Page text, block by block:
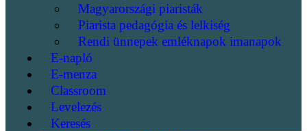
Magyarországi piaristák
Piarista pedagógia és lelkiség
Rendi ünnepek emléknapok imanapok
E-napló
E-menza
Classroom
Levelezés
Keresés